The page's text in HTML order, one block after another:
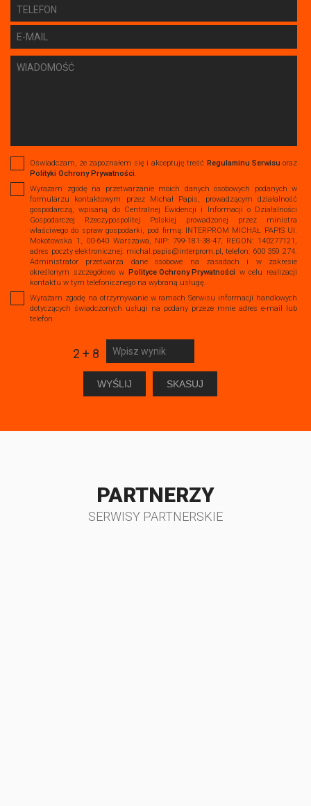
Oświadczam, że zapoznałem się i akceptuję treść Regulaminu Serwisu oraz
Polityki Ochrony Prywatności.
Wyrażam zgodę na przetwarzanie moich danych osobowych podanych w
formularzu kontaktowym przez Michał Papis, prowadzącym działalność
gospodarczą, wpisaną do Centralnej Ewidencji i Informacji o Działalności
Gospodarczej Rzeczypospolitej Polskiej prowadzonej przez ministra
właściwego do spraw gospodarki, pod firmą: INTERPROM MICHAŁ PAPIS Ul.
Mokotowska 1, 00-640 Warszawa, NIP: 799-181-38-47, REGON: 140277121,
adres poczty elektronicznej: michal.papis@interprom.pl, telefon: 600 359 274.
Administrator przetwarza dane osobowe na zasadach i w zakresie
określonym szczegółowo w Polityce Ochrony Prywatności w celu realizacji
kontaktu w tym telefonicznego na wybraną usługę.
Wyrażam zgodę na otrzymywanie w ramach Serwisu informacji handlowych
dotyczących świadczonych usługi na podany przeze mnie adres e-mail lub
telefon.
2 + 8
PARTNERZY
SERWISY PARTNERSKIE